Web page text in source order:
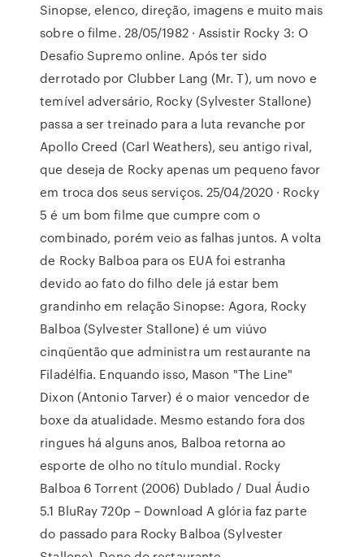
Sinopse, elenco, direção, imagens e muito mais
sobre o filme. 28/05/1982 · Assistir Rocky 3: O
Desafio Supremo online. Após ter sido
derrotado por Clubber Lang (Mr. T), um novo e
temível adversário, Rocky (Sylvester Stallone)
passa a ser treinado para a luta revanche por
Apollo Creed (Carl Weathers), seu antigo rival,
que deseja de Rocky apenas um pequeno favor
em troca dos seus serviços. 25/04/2020 · Rocky
5 é um bom filme que cumpre com o
combinado, porém veio as falhas juntos. A volta
de Rocky Balboa para os EUA foi estranha
devido ao fato do filho dele já estar bem
grandinho em relação Sinopse: Agora, Rocky
Balboa (Sylvester Stallone) é um viúvo
cinqüentão que administra um restaurante na
Filadélfia. Enquando isso, Mason "The Line"
Dixon (Antonio Tarver) é o maior vencedor de
boxe da atualidade. Mesmo estando fora dos
ringues há alguns anos, Balboa retorna ao
esporte de olho no título mundial. Rocky
Balboa 6 Torrent (2006) Dublado / Dual Áudio
5.1 BluRay 720p – Download A glória faz parte
do passado para Rocky Balboa (Sylvester